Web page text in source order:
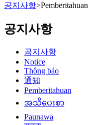
공지사항>Pemberitahuan
공지사항
공지사항
Notice
Thông báo
通知
Pemberitahuan
အသိပေးစာ
Paunawa